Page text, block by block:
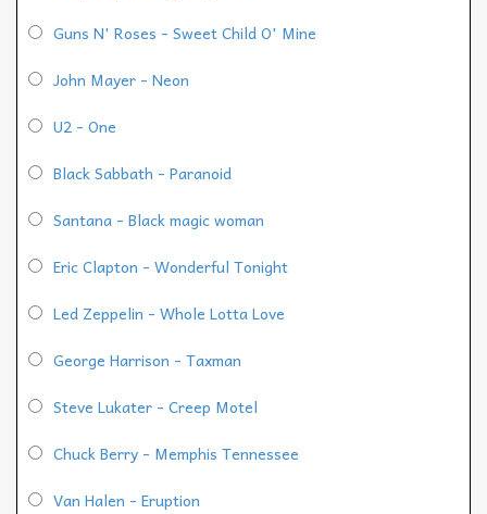
Guns N' Roses - Sweet Child O' Mine
John Mayer - Neon
U2 - One
Black Sabbath - Paranoid
Santana - Black magic woman
Eric Clapton - Wonderful Tonight
Led Zeppelin - Whole Lotta Love
George Harrison - Taxman
Steve Lukater - Creep Motel
Chuck Berry - Memphis Tennessee
Van Halen - Eruption